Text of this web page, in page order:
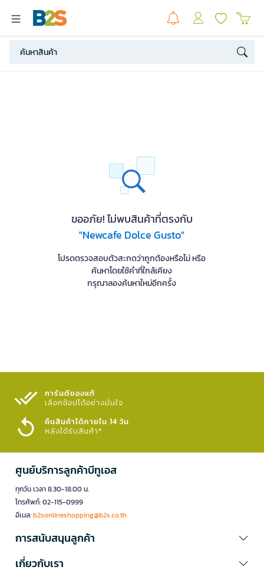
ขออภัย! ไม่พบสินค้าที่ตรงกับ
"Newcafe Dolce Gusto"
โปรดตรวจสอบตัวสะกดว่าถูกต้องหรือไม่ หรือ
ค้นหาโดยใช้คำที่ใกล้เคียง
กรุณาลองค้นหาใหม่อีกครั้ง
การันตีของแท้
เลือกช้อปได้อย่างมั่นใจ​
คืนสินค้าได้ภายใน 14 วัน
หลังได้รับสินค้า*
ศูนย์บริการลูกค้าบีทูเอส
ทุกวัน เวลา 8.30-18.00 น.
โทรศัพท์: 02-115-0999
อีเมล:b2sonlineshopping@b2s.co.th
การสนับสนุนลูกค้า
เกี่ยวกับเรา